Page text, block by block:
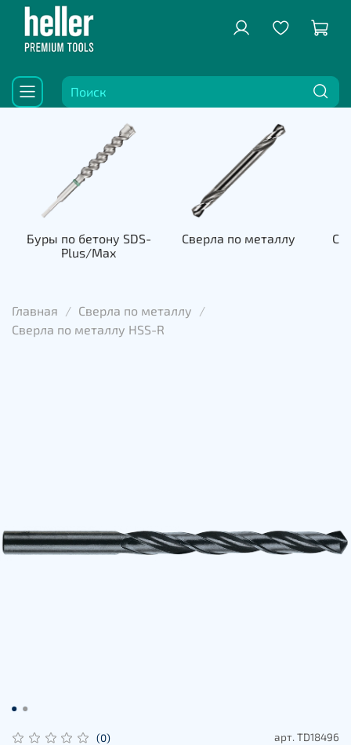
Буры по бетону SDS-
Plus/Max
Сверла по металлу
Главная
Сверла по металлу
Сверла по металлу HSS-R
(0) арт. TD18496